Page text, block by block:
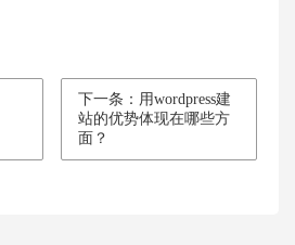
下一条：用wordpress建
站的优势体现在哪些方
面？